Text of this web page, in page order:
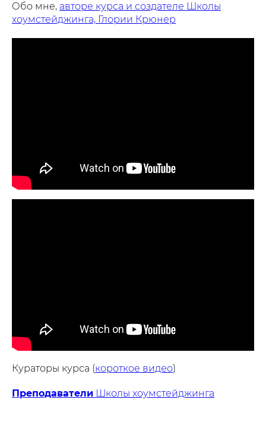
Обо мне, авторе курса и создателе Школы
хоумстейджинга, Глории Крюнер
Кураторы курса (короткое видео)
Преподаватели Школы хоумстейджинга